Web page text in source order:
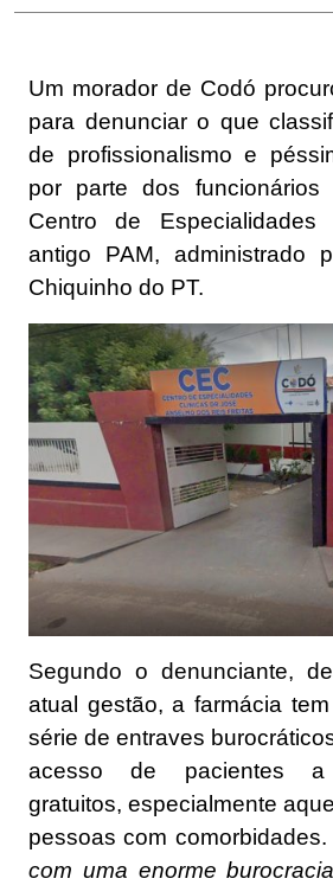
Um morador de Codó
para denunciar o que
de profissionalismo e
por parte dos
Centro de Especialidades
antigo PAM, administrado
Chiquinho do PT.
Segundo o denunciante,
atual gestão, a farmácia
série de entraves
acesso de pacientes a
gratuitos, especialmente
pessoas com comorbidades.
com uma enorme